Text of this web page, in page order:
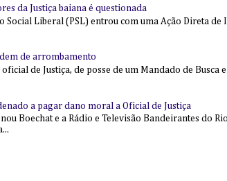
da Justiça baiana é questionada
Social Liberal (PSL) entrou com uma Ação Direta
de arrombamento
de Justiça, de posse de um Mandado de Busca
a pagar dano moral a Oficial de Justiça
Boechat e a Rádio e Televisão Bandeirantes do